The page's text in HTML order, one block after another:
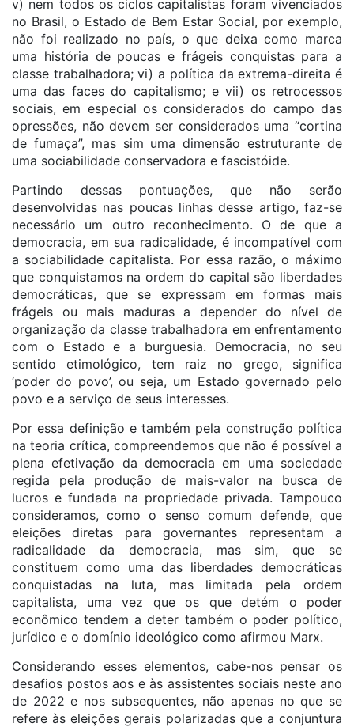
v) nem todos os ciclos capitalistas foram vivenciados
no Brasil, o Estado de Bem Estar Social, por exemplo,
não foi realizado no país, o que deixa como marca
uma história de poucas e frágeis conquistas para a
classe trabalhadora; vi) a política da extrema-direita é
uma das faces do capitalismo; e vii) os retrocessos
sociais, em especial os considerados do campo das
opressões, não devem ser considerados uma “cortina
de fumaça”, mas sim uma dimensão estruturante de
uma sociabilidade conservadora e fascistóide.
Partindo dessas pontuações, que não serão
desenvolvidas nas poucas linhas desse artigo, faz-se
necessário um outro reconhecimento. O de que a
democracia, em sua radicalidade, é incompatível com
a sociabilidade capitalista. Por essa razão, o máximo
que conquistamos na ordem do capital são liberdades
democráticas, que se expressam em formas mais
frágeis ou mais maduras a depender do nível de
organização da classe trabalhadora em enfrentamento
com o Estado e a burguesia. Democracia, no seu
sentido etimológico, tem raiz no grego, significa
‘poder do povo’, ou seja, um Estado governado pelo
povo e a serviço de seus interesses.
Por essa definição e também pela construção política
na teoria crítica, compreendemos que não é possível a
plena efetivação da democracia em uma sociedade
regida pela produção de mais-valor na busca de
lucros e fundada na propriedade privada. Tampouco
consideramos, como o senso comum defende, que
eleições diretas para governantes representam a
radicalidade da democracia, mas sim, que se
constituem como uma das liberdades democráticas
conquistadas na luta, mas limitada pela ordem
capitalista, uma vez que os que detém o poder
econômico tendem a deter também o poder político,
jurídico e o domínio ideológico como afirmou Marx.
Considerando esses elementos, cabe-nos pensar os
desafios postos aos e às assistentes sociais neste ano
de 2022 e nos subsequentes, não apenas no que se
refere às eleições gerais polarizadas que a conjuntura